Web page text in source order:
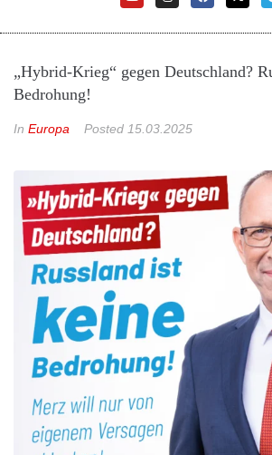
„Hybrid-Krieg“ gegen Deutschland?
Bedrohung!
In Europa Posted 15.03.2025